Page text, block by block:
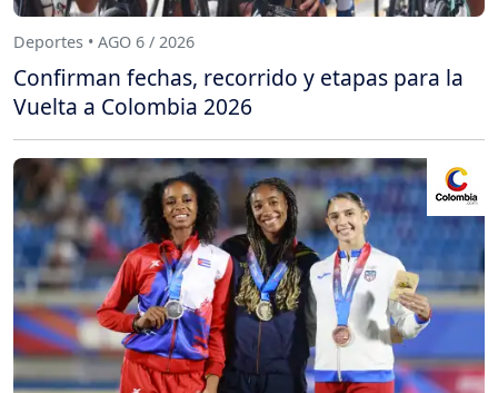
Deportes • AGO 6 / 2026
Confirman fechas, recorrido y etapas para la
Vuelta a Colombia 2026